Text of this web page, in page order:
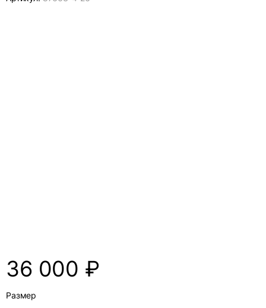
36 000 ₽
Размер